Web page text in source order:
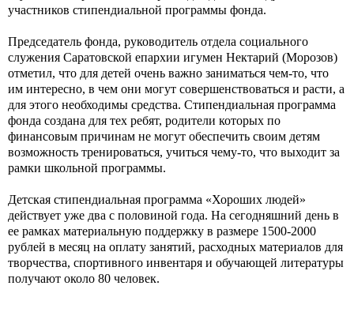
участников стипендиальной программы фонда.
Председатель фонда, руководитель отдела социального
служения Саратовской епархии игумен Нектарий (Морозов)
отметил, что для детей очень важно заниматься чем-то, что
им интересно, в чем они могут совершенствоваться и расти, а
для этого необходимы средства. Стипендиальная программа
фонда создана для тех ребят, родители которых по
финансовым причинам не могут обеспечить своим детям
возможность тренироваться, учиться чему-то, что выходит за
рамки школьной программы.
Детская стипендиальная программа «Хороших людей»
действует уже два с половиной года. На сегодняшний день в
ее рамках материальную поддержку в размере 1500-2000
рублей в месяц на оплату занятий, расходных материалов для
творчества, спортивного инвентаря и обучающей литературы
получают около 80 человек.